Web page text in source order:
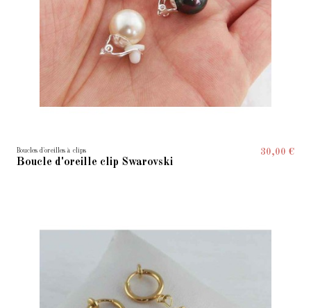
Boucles d'oreilles à clips
Boucle d'oreille clip Swarovski
30,00 €